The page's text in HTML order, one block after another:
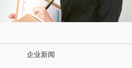
企业新闻